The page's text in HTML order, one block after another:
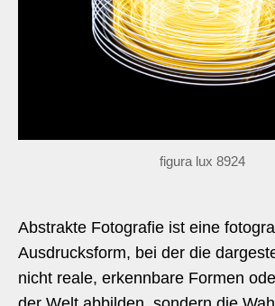
figura lux 8924
Abstrakte Fotografie ist eine
Ausdrucksform, bei der die
nicht reale, erkennbare Formen